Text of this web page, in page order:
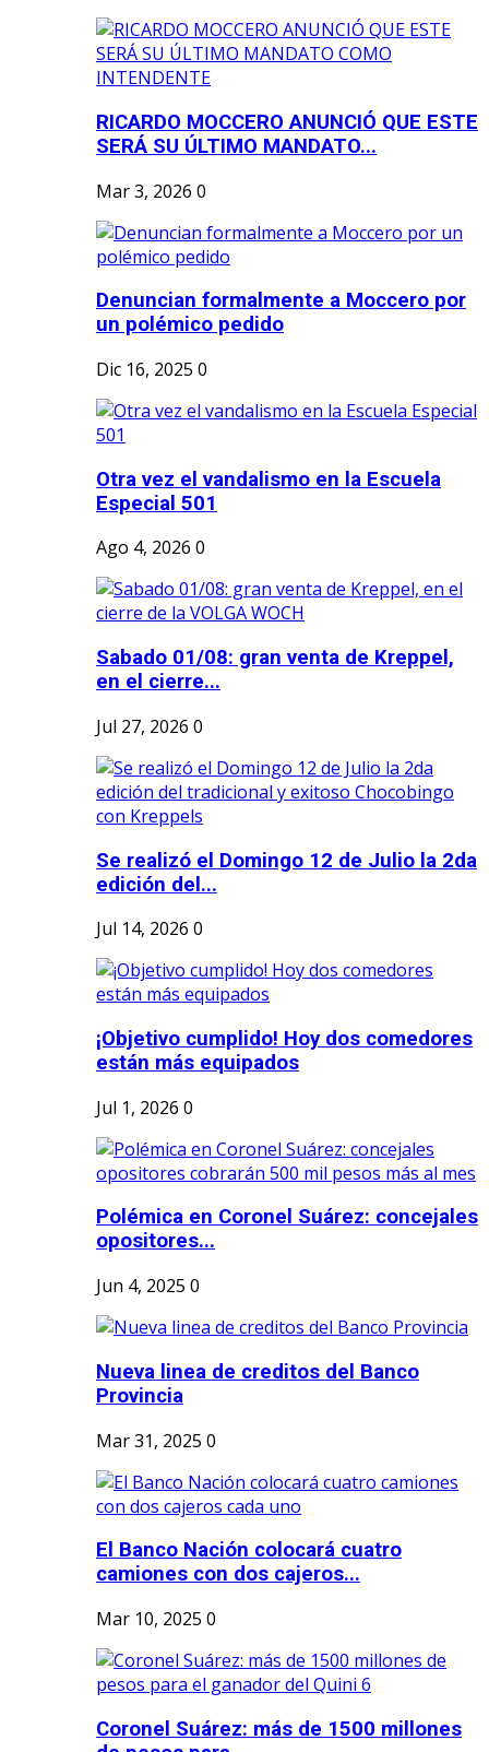
RICARDO MOCCERO ANUNCIÓ QUE ESTE
SERÁ SU ÚLTIMO MANDATO...
Mar 3, 2026 0
Denuncian formalmente a Moccero por
un polémico pedido
Dic 16, 2025 0
Otra vez el vandalismo en la Escuela
Especial 501
Ago 4, 2026 0
Sabado 01/08: gran venta de Kreppel,
en el cierre...
Jul 27, 2026 0
Se realizó el Domingo 12 de Julio la 2da
edición del...
Jul 14, 2026 0
¡Objetivo cumplido! Hoy dos comedores
están más equipados
Jul 1, 2026 0
Polémica en Coronel Suárez: concejales
opositores...
Jun 4, 2025 0
Nueva linea de creditos del Banco
Provincia
Mar 31, 2025 0
El Banco Nación colocará cuatro
camiones con dos cajeros...
Mar 10, 2025 0
Coronel Suárez: más de 1500 millones